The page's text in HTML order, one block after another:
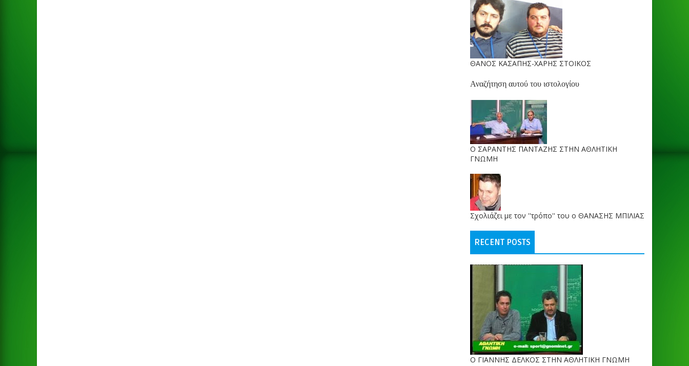
ΘΑΝΟΣ ΚΑΣΑΠΗΣ-ΧΑΡΗΣ ΣΤΟΙΚΟΣ
Αναζήτηση αυτού του ιστολογίου
O ΣΑΡΑΝΤΗΣ ΠΑΝΤΑΖΗΣ ΣΤΗΝ ΑΘΛΗΤΙΚΗ
ΓΝΩΜΗ
Σχολιάζει με τον ''τρόπο'' του ο ΘΑΝΑΣΗΣ ΜΠΙΛΙΑΣ
RECENT POSTS
Ο ΓΙΑΝΝΗΣ ΔΕΛΚΟΣ ΣΤΗΝ ΑΘΛΗΤΙΚΗ ΓΝΩΜΗ